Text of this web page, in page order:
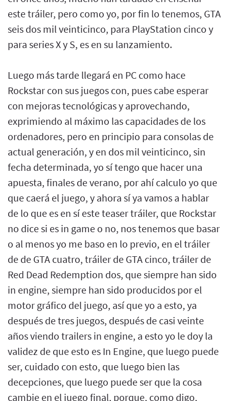
este tráiler, pero como yo, por fin lo tenemos, GTA
seis dos mil veinticinco, para PlayStation cinco y
para series X y S, es en su lanzamiento.
Luego más tarde llegará en PC como hace
Rockstar con sus juegos con, pues cabe esperar
con mejoras tecnológicas y aprovechando,
exprimiendo al máximo las capacidades de los
ordenadores, pero en principio para consolas de
actual generación, y en dos mil veinticinco, sin
fecha determinada, yo sí tengo que hacer una
apuesta, finales de verano, por ahí calculo yo que
que caerá el juego, y ahora sí ya vamos a hablar
de lo que es en sí este teaser tráiler, que Rockstar
no dice si es in game o no, nos tenemos que basar
o al menos yo me baso en lo previo, en el tráiler
de de GTA cuatro, tráiler de GTA cinco, tráiler de
Red Dead Redemption dos, que siempre han sido
in engine, siempre han sido producidos por el
motor gráfico del juego, así que yo a esto, ya
después de tres juegos, después de casi veinte
años viendo trailers in engine, a esto yo le doy la
validez de que esto es In Engine, que luego puede
ser, cuidado con esto, que luego bien las
decepciones, que luego puede ser que la cosa
cambie en el juego final, porque, como digo,